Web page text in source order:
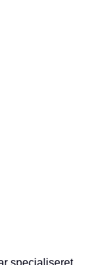
specialiseret